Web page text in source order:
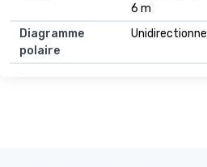
6 m
Diagramme
polaire
Unidirectionnel